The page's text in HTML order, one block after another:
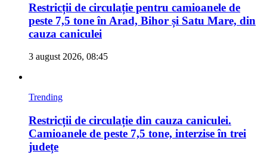
Restricții de circulație pentru camioanele de
peste 7,5 tone în Arad, Bihor și Satu Mare, din
cauza caniculei
3 august 2026, 08:45
Trending
Restricții de circulație din cauza caniculei.
Camioanele de peste 7,5 tone, interzise în trei
județe